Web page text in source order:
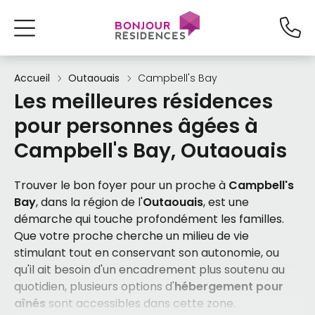
Accueil Outaouais Campbell's Bay
Les meilleures résidences
pour personnes âgées à
Campbell's Bay, Outaouais
Trouver le bon foyer pour un proche à Campbell's
Bay, dans la région de l'Outaouais, est une
démarche qui touche profondément les familles.
Que votre proche cherche un milieu de vie
stimulant tout en conservant son autonomie, ou
qu'il ait besoin d'un encadrement plus soutenu au
quotidien, plusieurs options d'hébergement pour
aînés sont accessibles dans cette zone.